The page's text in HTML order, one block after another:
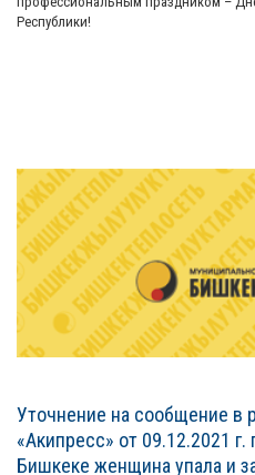
Республики!
Уточнение на сообщение в
«Акипресс» от 09.12.2021
Бишкеке женщина упала и